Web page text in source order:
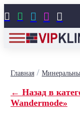
    
Главная/
← Назад в
Wandermode»